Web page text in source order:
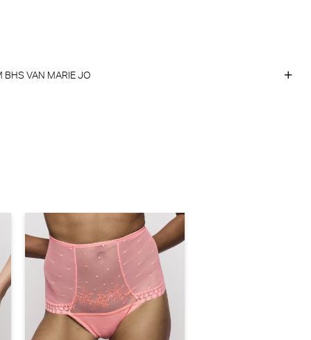
BHS VAN MARIE JO